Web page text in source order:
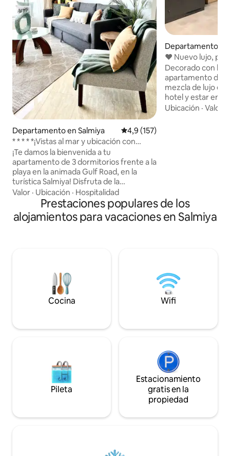
Departamento en Salmiya Calificación promedio: 4,9 de
4,9 (157)
* * * * *¡Vistas al mar y ubicación con
todas las comodidades!
¡Te damos la bienvenida a tu
apartamento de 3 dormitorios frente a la
playa en la animada Gulf Road, en la
turística Salmiya! Disfruta de la
combinación perfecta de lujo y
comodidad, lo que lo convierte en la
opción ideal para familias que buscan
una estancia relajante y memorable. En
alta calidad con servicios que incluyen
equipo de ejercicio, juguetes para niños
y barra de café. Vistas al mar en todas las
Valor · Ubicación · Hospitalidad
Departamento en
♥️ Nuevo lujo,
Decorado con
apartamento de
mezcla de lujo
hotel y estar en casa.
estancias
Este alojamiento
viajeros y
Ubicación ·Valor
Prestaciones populares de los
alojamientos para vacaciones en Salmiya
Cocina Wifi
Pileta
Estacionamiento
gratis en la
propiedad